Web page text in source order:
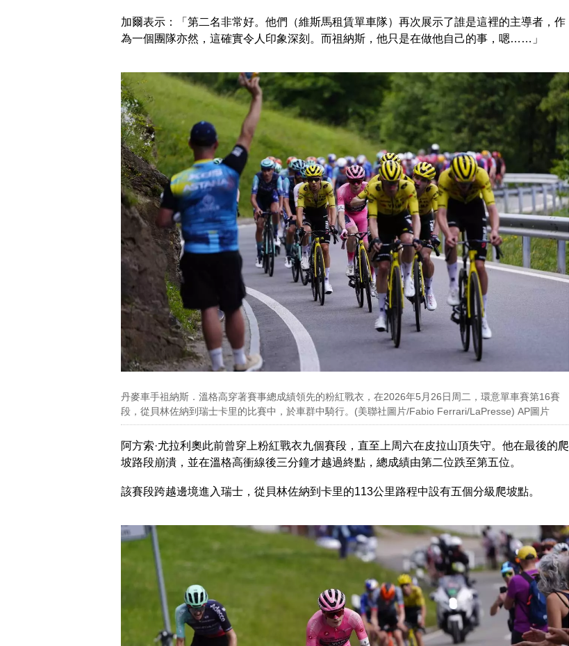
加爾表示：「第二名非常好。他們（維斯馬租賃單車隊）再次展示了誰是這裡的主導者，作
為一個團隊亦然，這確實令人印象深刻。而祖納斯，他只是在做他自己的事，嗯……」
丹麥車手祖納斯．溫格高穿著賽事總成績領先的粉紅戰衣，在2026年5月26日周二，環意單車賽第16賽
段，從貝林佐納到瑞士卡里的比賽中，於車群中騎行。(美聯社圖片/Fabio Ferrari/LaPresse) AP圖片
阿方索·尤拉利奧此前曾穿上粉紅戰衣九個賽段，直至上周六在皮拉山頂失守。他在最後的爬
坡路段崩潰，並在溫格高衝線後三分鐘才越過終點，總成績由第二位跌至第五位。
該賽段跨越邊境進入瑞士，從貝林佐納到卡里的113公里路程中設有五個分級爬坡點。